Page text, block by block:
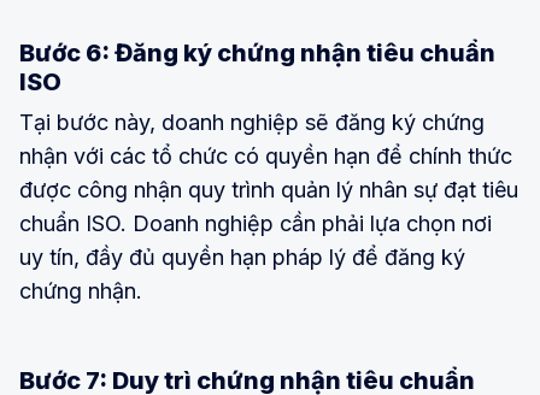
Bước 6: Đăng ký chứng nhận tiêu chuẩn
ISO
Tại bước này, doanh nghiệp sẽ đăng ký chứng
nhận với các tổ chức có quyền hạn để chính thức
được công nhận quy trình quản lý nhân sự đạt tiêu
chuẩn ISO. Doanh nghiệp cần phải lựa chọn nơi
uy tín, đầy đủ quyền hạn pháp lý để đăng ký
chứng nhận.
Bước 7: Duy trì chứng nhận tiêu chuẩn